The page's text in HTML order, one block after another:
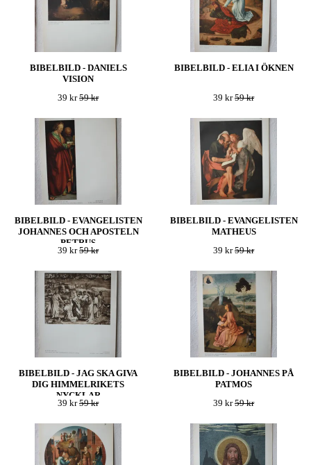
BIBELBILD - DANIELS
VISION
39 kr59 kr
BIBELBILD - ELIA I ÖKNEN
39 kr59 kr
BIBELBILD - EVANGELISTEN
JOHANNES OCH APOSTELN
PETRUS
39 kr59 kr
BIBELBILD - EVANGELISTEN
MATHEUS
39 kr59 kr
BIBELBILD - JAG SKA GIVA
DIG HIMMELRIKETS
NYCKLAR
39 kr59 kr
BIBELBILD - JOHANNES PÅ
PATMOS
39 kr59 kr